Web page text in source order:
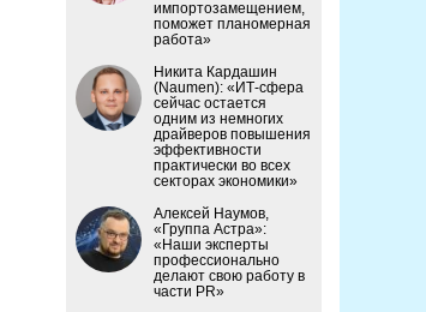
импортозамещением,
поможет планомерная
работа»
Никита Кардашин
(Naumen): «ИТ-сфера
сейчас остается
одним из немногих
драйверов повышения
эффективности
практически во всех
секторах экономики»
Алексей Наумов,
«Группа Астра»:
«Наши эксперты
профессионально
делают свою работу в
части PR»